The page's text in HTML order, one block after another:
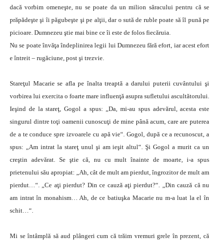
dacă vorbim omeneşte, nu se poate da un milion săracului pentru că se
prăpădeşte şi îi păgubeşte şi pe alţii, dar o sută de ruble poate să îl pună pe
picioare. Dumnezeu ştie mai bine ce îi este de folos fiecăruia.
Nu se poate învăţa îndeplinirea legii lui Dumnezeu fără efort, iar acest efort
e întreit – rugăciune, post şi trezvie.
Stareţul Macarie se afla pe înalta treaptă a darului puterii cuvântului şi
vorbirea lui exercita o foarte mare influenţă asupra sufletului ascultătorului.
Ieşind de la stareţ, Gogol a spus: „Da, mi-au spus adevărul, acesta este
singurul dintre toţi oamenii cunoscuţi de mine până acum, care are puterea
de a te conduce spre izvoarele cu apă vie“. Gogol, după ce a recunoscut, a
spus: „Am intrat la stareţ unul şi am ieşit altul“. Şi Gogol a murit ca un
creştin adevărat. Se ştie că, nu cu mult înainte de moarte, i-a spus
prietenului său apropiat: „Ah, cât de mult am pierdut, îngrozitor de mult am
pierdut…“. „Ce aţi pierdut? Din ce cauză aţi pierdut?“. „Din cauză că nu
am intrat în monahism… Ah, de ce batiuşka Macarie nu m-a luat la el în
schit…“.
Mi se întâmplă să aud plângeri cum că trăim vremuri grele în prezent, că